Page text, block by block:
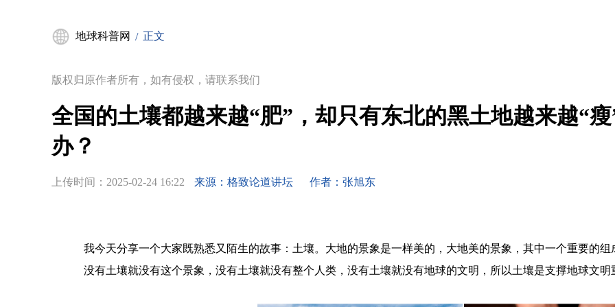
地球科普网 / 正文
版权归原作者所有，如有侵权，请联系我们
全国的土壤都越来越“肥”，却只有东北的黑土地越来越“
办？
上传时间： 2025-02-24 16:22 来源：格致论道讲坛 作者：张旭东
我今天分享一个大家既熟悉又陌生的故事：土壤。大地的景象是一样美的，大地美的景象，其中一个重要的组
没有土壤就没有这个景象，没有土壤就没有整个人类，没有土壤就没有地球的文明，所以土壤是支撑地球文明